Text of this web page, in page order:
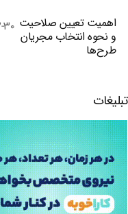
اهمیت تعیین صلاحیت
و نحوه انتخاب مجریان
طرح‌ها
تبلیغات